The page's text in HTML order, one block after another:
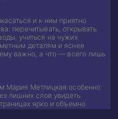
и к ним приятно
перечитывать, открывать
учиться на чужих
деталям и яснее
важно, а что — всего лишь
Мария Метлицкая особенно
лишних слов увидеть
ярко и объемно
негромкого человека…